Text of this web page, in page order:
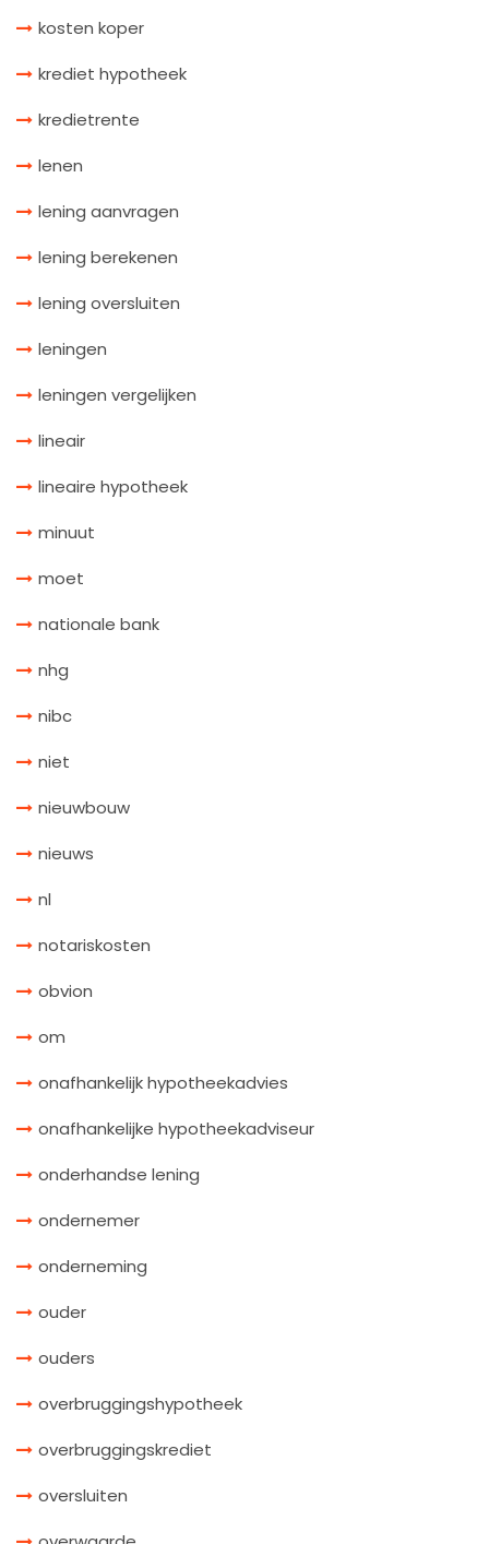
kosten koper
krediet hypotheek
kredietrente
lenen
lening aanvragen
lening berekenen
lening oversluiten
leningen
leningen vergelijken
lineair
lineaire hypotheek
minuut
moet
nationale bank
nhg
nibc
niet
nieuwbouw
nieuws
nl
notariskosten
obvion
om
onafhankelijk hypotheekadvies
onafhankelijke hypotheekadviseur
onderhandse lening
ondernemer
onderneming
ouder
ouders
overbruggingshypotheek
overbruggingskrediet
oversluiten